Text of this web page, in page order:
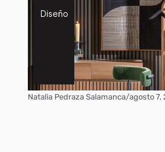
Diseño
Natalia Pedraza Salamanca/agosto 7,